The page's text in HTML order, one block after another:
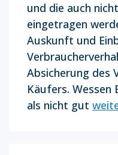
und die auch
eingetragen
Auskunft und
Absicherung des
Käufers. Wessen
als nicht gut